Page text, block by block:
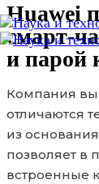
Huawei
смарт-
и парой
Компания
отличаются
из
позволяет в
встроенные